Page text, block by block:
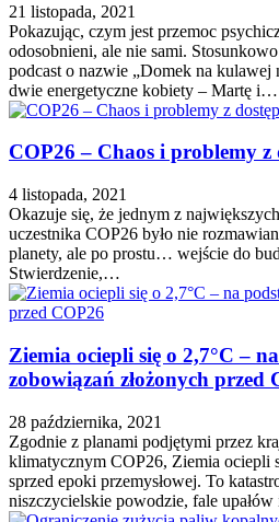
21 listopada, 2021
Pokazując, czym jest przemoc
odosobnieni, ale nie sami.
podcast o nazwie „Domek na kulawej
dwie energetyczne kobiety – Martę i…
COP26 – Chaos i problemy z
4 listopada, 2021
Okazuje się, że jednym z
uczestnika COP26 było nie
planety, ale po prostu… wejście do
Stwierdzenie,…
Ziemia ociepli się o 2,7°C –
zobowiązań złożonych przed
28 października, 2021
Zgodnie z planami podjętymi przez
klimatycznym COP26, Ziemia ociepli
sprzed epoki przemysłowej. To
niszczycielskie powodzie, fale